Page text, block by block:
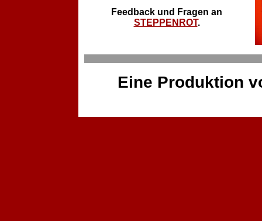
Feedback und Fragen an
STEPPENROT.
Eine Produktion